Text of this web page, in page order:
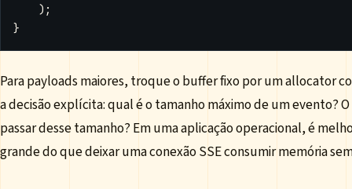
);
}
Para payloads maiores, troque o buffer fixo por um allocator
a decisão explícita: qual é o tamanho máximo de um evento?
passar desse tamanho? Em uma aplicação operacional, é
grande do que deixar uma conexão SSE consumir memória